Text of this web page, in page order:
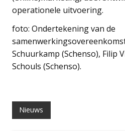
operationele uitvoering.
foto: Ondertekening van de
Schuurkamp (Schenso), Filip
Schouls (Schenso).
Nieuws